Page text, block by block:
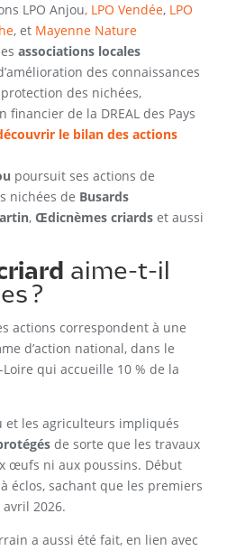
LPO Anjou, LPO Vendée, LPO
, et Mayenne Nature
associations locales
des connaissances
des nichées,
de la DREAL des Pays
le bilan des actions
poursuit ses actions de
nichées de Busards
,Œdicnèmes criards et aussi
aime-t-il
?
actions correspondent à une
d’action national, dans le
qui accueille 10 % de la
et les agriculteurs impliqués
de sorte que les travaux
œufs ni aux poussins. Début
éclos, sachant que les premiers
2026.
a aussi été fait, en lien avec